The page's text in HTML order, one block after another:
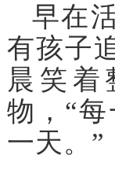
早在
有孩子
晨笑着
物，“
一天。”